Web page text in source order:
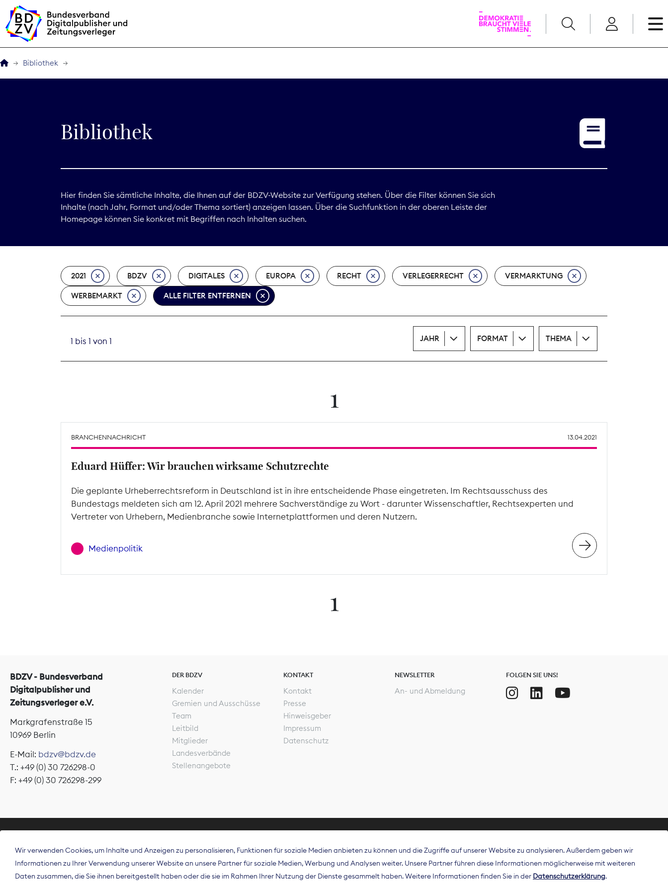
BDZVplus GmbH
Service
Print
Bibliothek
Bibliothek
Hier finden Sie sämtliche Inhalte, die Ihnen auf der BDZV-Website zur Verfügung stehen. Über die Filter können Sie sich
Inhalte (nach Jahr, Format und/oder Thema sortiert) anzeigen lassen. Über die Suchfunktion in der oberen Leiste der
Homepage können Sie konkret mit Begriffen nach Inhalten suchen.
2021 BDZV DIGITALES EUROPA RECHT VERLEGERRECHT VERMARKTUNG
WERBEMARKT ALLE FILTER ENTFERNEN
1 bis 1 von 1 JAHR FORMAT THEMA
1
BRANCHENNACHRICHT 13.04.2021
Eduard Hüffer: Wir brauchen wirksame Schutzrechte
Die geplante Urheberrechtsreform in Deutschland ist in ihre entscheidende Phase eingetreten. Im Rechtsausschuss des
Bundestags meldeten sich am 12. April 2021 mehrere Sachverständige zu Wort - darunter Wissenschaftler, Rechtsexperten und
Vertreter von Urhebern, Medienbranche sowie Internetplattformen und deren Nutzern.
Medienpolitik
1
BDZV - Bundesverband
Digitalpublisher und
Zeitungsverleger e.V.
Markgrafenstraße 15
10969 Berlin
E-Mail: bdzv@bdzv.de
T.: +49 (0) 30 726298-0
F: +49 (0) 30 726298-299
DER BDZV
Kalender
Gremien und Ausschüsse
Team
Leitbild
Mitglieder
Landesverbände
Stellenangebote
KONTAKT
Kontakt
Presse
Hinweisgeber
Impressum
Datenschutz
NEWSLETTER
An- und Abmeldung
FOLGEN SIE UNS!
Der Bundesverband Digitalpublisher und Zeitungsverleger (BDZV) vertritt als
Spitzenorganisation die Interessen der Zeitungsverlage und digitalen Publisher in
Deutschland und auf EU-Ebene.
Wir verwenden Cookies, um Inhalte und Anzeigen zu personalisieren, Funktionen für soziale Medien anbieten zu können und die Zugriffe auf unserer Website zu analysieren. Außerdem geben wir
Informationen zu Ihrer Verwendung unserer Website an unsere Partner für soziale Medien, Werbung und Analysen weiter. Unsere Partner führen diese Informationen möglicherweise mit weiteren
Daten zusammen, die Sie ihnen bereitgestellt haben oder die sie im Rahmen Ihrer Nutzung der Dienste gesammelt haben. Weitere Informationen finden Sie in der Datenschutzerklärung.